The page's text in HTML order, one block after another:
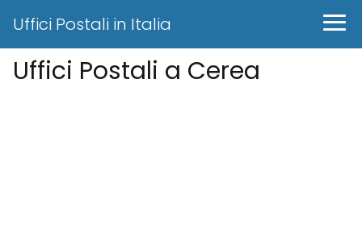
Uffici Postali in Italia
Uffici Postali a Cerea